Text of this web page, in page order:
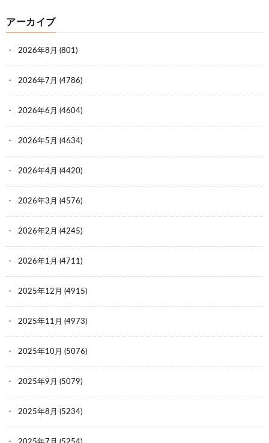
アーカイブ
2026年8月 (801)
2026年7月 (4786)
2026年6月 (4604)
2026年5月 (4634)
2026年4月 (4420)
2026年3月 (4576)
2026年2月 (4245)
2026年1月 (4711)
2025年12月 (4915)
2025年11月 (4973)
2025年10月 (5076)
2025年9月 (5079)
2025年8月 (5234)